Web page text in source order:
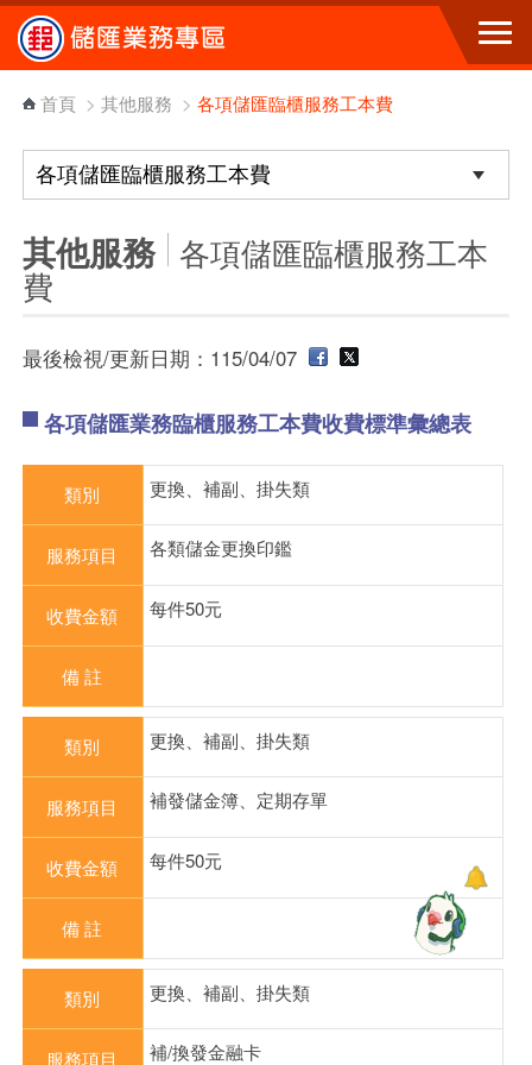
跳到主要內容區塊
首頁 > 其他服務 > 各項儲匯臨櫃服務工本費
其他服務 各項儲匯臨櫃服務工本
費
最後檢視/更新日期：115/04/07
各項儲匯業務臨櫃服務工本費收費標準彙總表
類別 更換、補副、掛失類
服務項目 各類儲金更換印鑑
收費金額 每件50元
備 註
類別 更換、補副、掛失類
服務項目 補發儲金簿、定期存單
收費金額 每件50元
備 註
類別 更換、補副、掛失類
服務項目 補/換發金融卡